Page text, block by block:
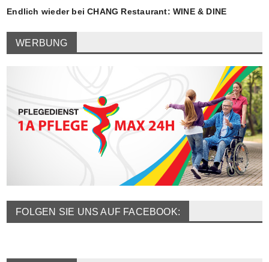
Endlich wieder bei CHANG Restaurant: WINE & DINE
WERBUNG
FOLGEN SIE UNS AUF FACEBOOK: